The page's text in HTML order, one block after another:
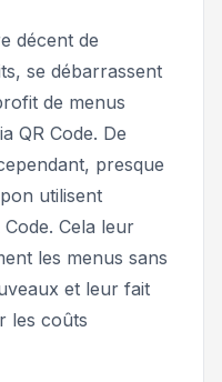
décent de
se débarrassent
de menus
QR Code. De
presque
utilisent
Cela leur
les menus sans
et leur fait
les coûts